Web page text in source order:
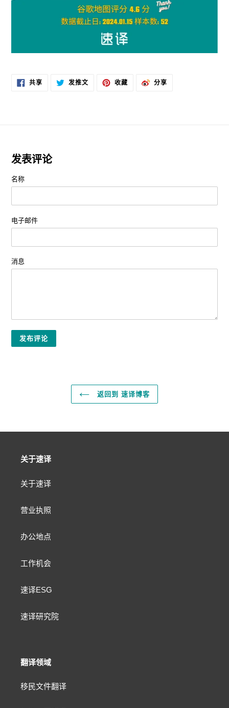
共享在
FACEBOOK
发推文在
TWITTER
收藏固
定
分享分
发表评论
名称
电子邮件
消息
返回到 速译博客
关于速译
关于速译
营业执照
办公地点
工作机会
速译ESG
速译研究院
翻译领域
移民文件翻译